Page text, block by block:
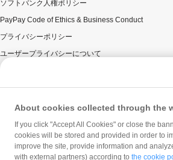
ソフトバンク人権ポリシー
PayPay Code of Ethics & Business Conduct
プライバシーポリシー
ユーザープライバシーについて
ウェブサイト利用規約
反社会的勢力に対する方針
勧誘方針
マネロン等基本方針
カスタマーハラスメントに関する当社の考え方
About cookies collected through the
If you click "Accept All Cookies" or close the
cookies will be stored and provided in order to
improve the site, provide information and
with external partners) according to the cookie